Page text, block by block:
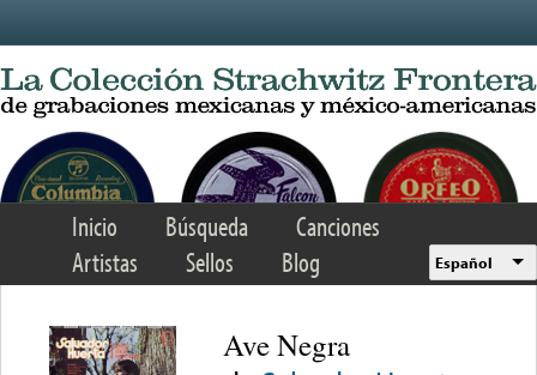
Inicio Búsqueda
Canciones
Artistas
Sellos Blog Español
Ave Negra